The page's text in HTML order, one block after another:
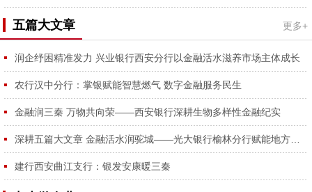
五篇大文章 更多+
润企纾困精准发力 兴业银行西安分行以金融活水滋养市场主体成长
农行汉中分行：掌银赋能智慧燃气 数字金融服务民生
金融润三秦 万物共向荣——西安银行深耕生物多样性金融纪实
建行西安曲江支行：银发安康暖三秦